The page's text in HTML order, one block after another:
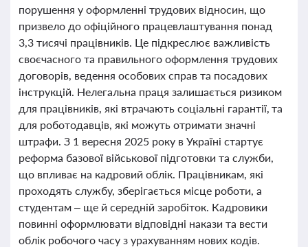
порушення у оформленні трудових відносин, що
призвело до офіційного працевлаштування понад
3,3 тисячі працівників. Це підкреслює важливість
своєчасного та правильного оформлення трудових
договорів, ведення особових справ та посадових
інструкцій. Нелегальна праця залишається ризиком
для працівників, які втрачають соціальні гарантії, та
для роботодавців, які можуть отримати значні
штрафи. З 1 вересня 2025 року в Україні стартує
реформа базової військової підготовки та служби,
що впливає на кадровий облік. Працівникам, які
проходять службу, зберігається місце роботи, а
студентам – ще й середній заробіток. Кадровики
повинні оформлювати відповідні накази та вести
облік робочого часу з урахуванням нових кодів.